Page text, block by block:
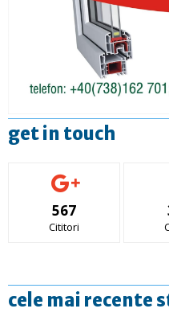
get in touch
567
Cititori
cele mai recente